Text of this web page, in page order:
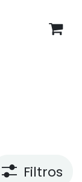
Filtros